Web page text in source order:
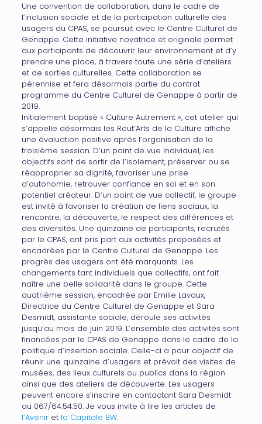
Une convention de collaboration, dans le cadre de
l’inclusion sociale et de la participation culturelle des
usagers du CPAS, se poursuit avec le Centre Culturel de
Genappe. Cette initiative novatrice et originale permet
aux participants de découvrir leur environnement et d’y
prendre une place, à travers toute une série d’ateliers
et de sorties culturelles. Cette collaboration se
pérennise et fera désormais partie du contrat
programme du Centre Culturel de Genappe à partir de
2019.
Initialement baptisé « Culture Autrement », cet atelier qui
s’appelle désormais les Rout’Arts de la Culture affiche
une évaluation positive après l’organisation de la
troisième session. D’un point de vue individuel, les
objectifs sont de sortir de l’isolement, préserver ou se
réapproprier sa dignité, favoriser une prise
d’autonomie, retrouver confiance en soi et en son
potentiel créateur. D’un point de vue collectif, le groupe
est invité à favoriser la création de liens sociaux, la
rencontre, la découverte, le respect des différences et
des diversités. Une quinzaine de participants, recrutés
par le CPAS, ont pris part aux activités proposées et
encadrées par le Centre Culturel de Genappe. Les
progrès des usagers ont été marquants. Les
changements tant individuels que collectifs, ont fait
naître une belle solidarité dans le groupe. Cette
quatrième session, encadrée par Emilie Lavaux,
Directrice du Centre Culturel de Genappe et Sara
Desmidt, assistante sociale, déroule ses activités
jusqu’au mois de juin 2019. L’ensemble des activités sont
financées par le CPAS de Genappe dans le cadre de la
politique d’insertion sociale. Celle-ci a pour objectif de
réunir une quinzaine d’usagers et prévoit des visites de
musées, des lieux culturels ou publics dans la région
ainsi que des ateliers de découverte. Les usagers
peuvent encore s’inscrire en contactant Sara Desmidt
au 067/64.54.50. Je vous invite à lire les articles de
l’Aveniret la Capitale BW.